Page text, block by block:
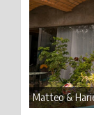
Matteo &